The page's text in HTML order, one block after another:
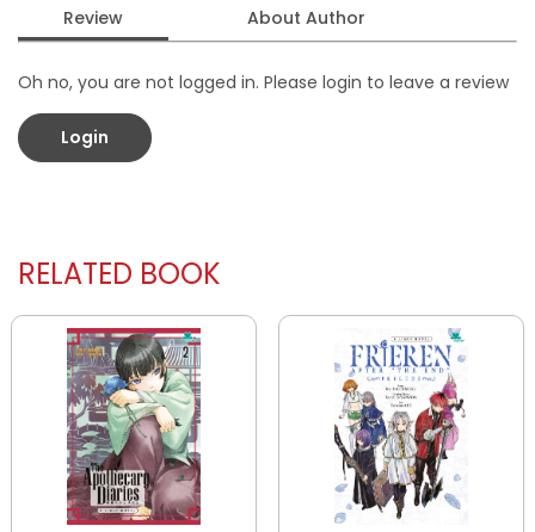
Review About Author
Oh no, you are not logged in. Please login to leave a review
Login
RELATED BOOK